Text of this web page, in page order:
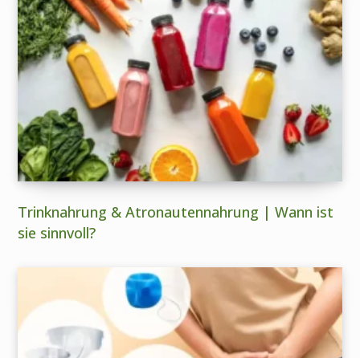
Trinknahrung & Atronautennahrung | Wann ist
sie sinnvoll?